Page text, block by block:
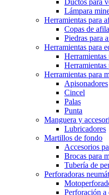
Ductos para
Lámpara
Herramientas para
Copas de
Piedras para
Herramientas para
Herramientas
Herramientas
Herramientas para
Apisonadores
Cincel
Palas
Punta
Manguera y
Lubricadores
Martillos de fondo
Accesorios
Brocas para
Tubería de
Perforadoras
Perforación a